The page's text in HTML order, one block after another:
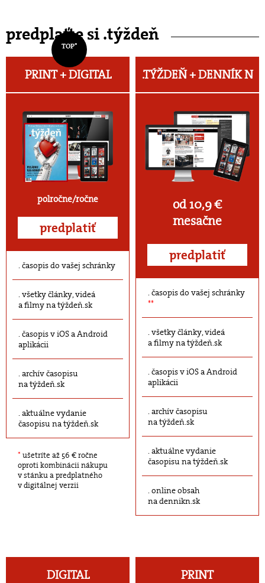
predplaťte si .týždeň
TOP*
PRINT + DIGITAL
polročne/ročne
predplatiť
časopis do vašej schránky
všetky články, videá
a filmy na týždeň.sk
časopis v iOS a Android
aplikácii
archív časopisu
na týždeň.sk
aktuálne vydanie
časopisu na týždeň.sk
* ušetríte až 56 € ročne
oproti kombinácii nákupu
v stánku a predplatného
v digitálnej verzii
.TÝŽDEŇ +DENNÍK N
od 10,9 €
mesačne
predplatiť
časopis do vašej schránky
**
všetky články, videá
a filmy na týždeň.sk
časopis v iOS a Android
aplikácii
archív časopisu
na týždeň.sk
aktuálne vydanie
časopisu na týždeň.sk
online obsah
na dennikn.sk
DIGITAL PRINT